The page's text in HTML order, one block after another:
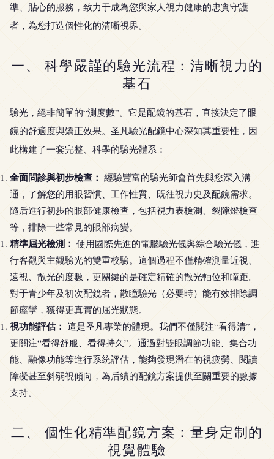
準、貼心的服務，致力于成為您與家人視力健康的忠實守護
者，為您打造個性化的清晰視界。
一、 科學嚴謹的驗光流程：清晰視力的
基石
驗光，絕非簡單的“測度數”。它是配鏡的基石，直接決定了眼
鏡的舒適度與矯正效果。圣凡驗光配鏡中心深知其重要性，因
此構建了一套完整、科學的驗光體系：
全面問診與初步檢查： 經驗豐富的驗光師會首先與您深入溝
通，了解您的用眼習慣、工作性質、既往視力史及配鏡需求。
隨后進行初步的眼部健康檢查，包括視力表檢測、裂隙燈檢查
等，排除一些常見的眼部病變。
精準屈光檢測： 使用國際先進的電腦驗光儀與綜合驗光儀，進
行客觀與主觀驗光的雙重校驗。這個過程不僅精確測量近視、
遠視、散光的度數，更關鍵的是確定精確的散光軸位和瞳距。
對于青少年及初次配鏡者，散瞳驗光（必要時）能有效排除調
節痙攣，獲得更真實的屈光狀態。
視功能評估： 這是圣凡專業的體現。我們不僅關注“看得清”，
更關注“看得舒服、看得持久”。通過對雙眼調節功能、集合功
能、融像功能等進行系統評估，能夠發現潛在的視疲勞、閱讀
障礙甚至斜弱視傾向，為后續的配鏡方案提供至關重要的數據
支持。
二、 個性化精準配鏡方案：量身定制的
視覺體驗